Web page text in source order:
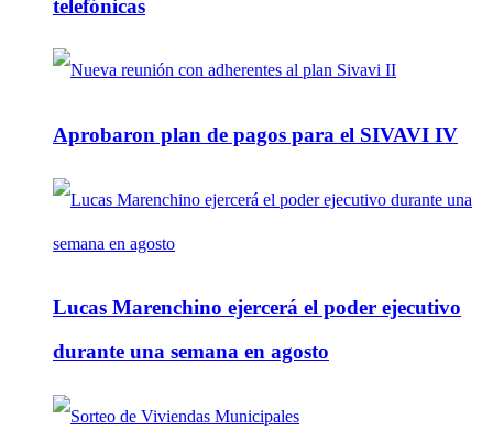
telefónicas
Aprobaron plan de pagos para el SIVAVI IV
Lucas Marenchino ejercerá el poder ejecutivo
durante una semana en agosto